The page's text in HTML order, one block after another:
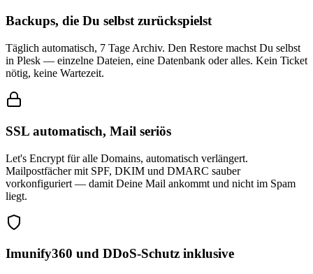
Backups, die Du selbst zurückspielst
Täglich automatisch, 7 Tage Archiv. Den Restore machst Du selbst
in Plesk — einzelne Dateien, eine Datenbank oder alles. Kein Ticket
nötig, keine Wartezeit.
SSL automatisch, Mail seriös
Let's Encrypt für alle Domains, automatisch verlängert.
Mailpostfächer mit SPF, DKIM und DMARC sauber
vorkonfiguriert — damit Deine Mail ankommt und nicht im Spam
liegt.
Imunify360 und DDoS-Schutz inklusive